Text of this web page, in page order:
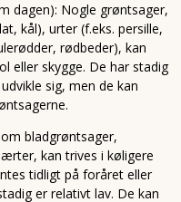
dagen): Nogle grøntsager,
kål), urter (f.eks. persille,
rødbeder), kan
eller skygge. De har stadig
sig, men de kan
bladgrøntsager,
kan trives i køligere
tidligt på foråret eller
er relativt lav. De kan